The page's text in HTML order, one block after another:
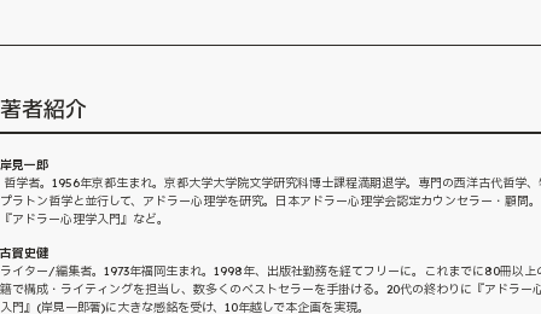
著者紹介
岸見一郎
哲学者。1956年京都生まれ。京都大学大学院文学研究科博士課程満期退学。専門の西洋古代哲学
プラトン哲学と並行して、アドラー心理学を研究。日本アドラー心理学会認定カウンセラー・顧問
『アドラー心理学入門』など。
古賀史健
ライター/編集者。1973年福岡生まれ。1998年、出版社勤務を経てフリーに。これまでに80冊以上
籍で構成・ライティングを担当し、数多くのベストセラーを手掛ける。20代の終わりに『アドラー
入門』(岸見一郎著)に大きな感銘を受け、10年越しで本企画を実現。